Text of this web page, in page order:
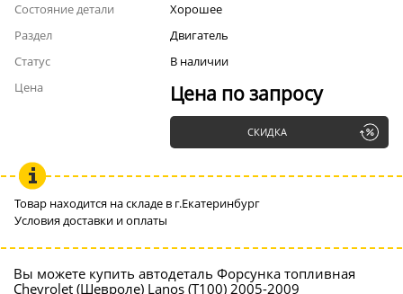
Состояние детали
Хорошее
Раздел
Двигатель
Статус
В наличии
Цена
Цена по запросу
СКИДКА
Товар находится на складе в г.Екатеринбург
Условия доставки и оплаты
Вы можете купить автодеталь Форсунка топливная
Chevrolet (Шевроле) Lanos (Т100) 2005-2009